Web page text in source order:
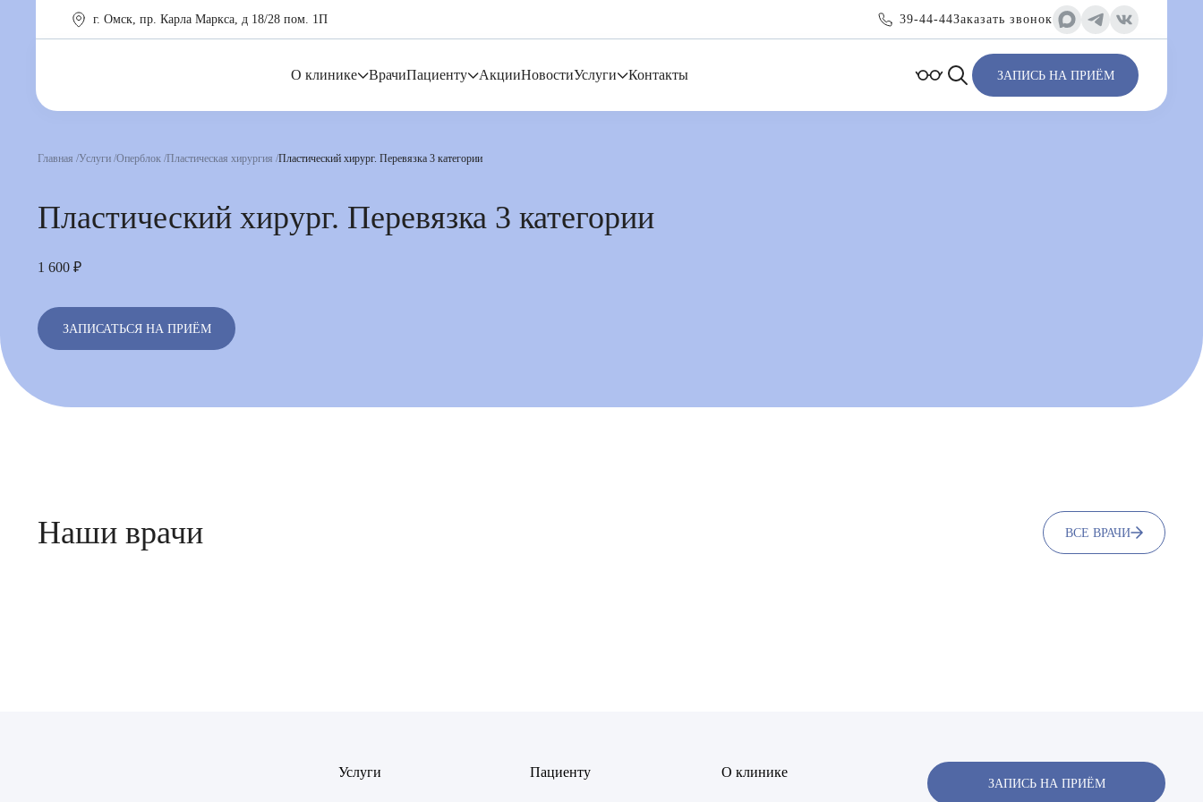
г. Омск, пр. Карла Маркса, д 18/28 пом. 1П 39-44-44Заказать звонок
О клинике ВрачиПациенту АкцииНовостиУслуги Контакты ЗАПИСЬ НА ПРИЁМ
Главная Услуги Оперблок Пластическая хирургия Пластический хирург. Перевязка 3 категории
Пластический хирург. Перевязка 3 категории
1 600 ₽
ЗАПИСАТЬСЯ НА ПРИЁМ
Наши врачи ВСЕ ВРАЧИ
2 отзыва Доктор медицинских наук
Услуги Пациенту О клинике
ЗАПИСЬ НА ПРИЁМ
Богаевская Марина Викторовна